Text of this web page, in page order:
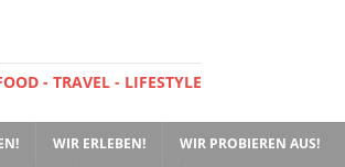
- TRAVEL - LIFESTYLE
WIR ERLEBEN! WIR PROBIEREN AUS!